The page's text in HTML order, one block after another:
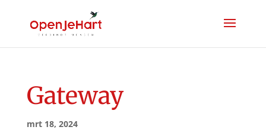
Gateway
mrt 18, 2024